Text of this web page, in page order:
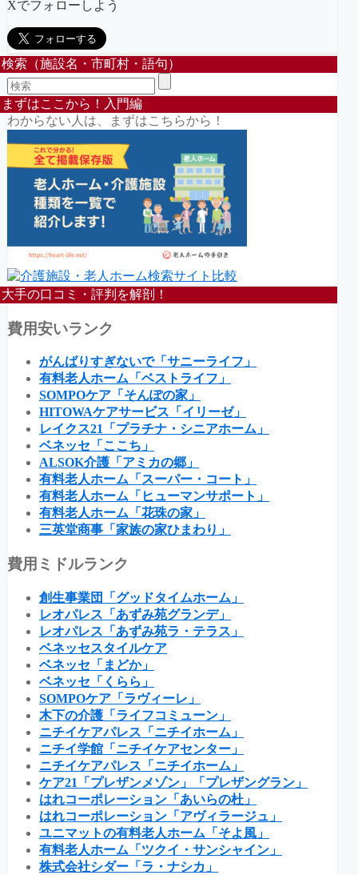
Xでフォローしよう
検索（施設名・市町村・語句）
まずはここから！入門編
わからない人は、まずはこちらから！
大手の口コミ・評判を解剖！
費用安いランク
がんばりすぎないで「サニーライフ」
有料老人ホーム「ベストライフ」
SOMPOケア「そんぽの家」
HITOWAケアサービス「イリーゼ」
レイクス21「プラチナ・シニアホーム」
ベネッセ「ここち」
ALSOK介護「アミカの郷」
有料老人ホーム「スーパー・コート」
有料老人ホーム「ヒューマンサポート」
有料老人ホーム「花珠の家」
三英堂商事「家族の家ひまわり」
費用ミドルランク
創生事業団「グッドタイムホーム」
レオパレス「あずみ苑グランデ」
レオパレス「あずみ苑ラ・テラス」
ベネッセスタイルケア
ベネッセ「まどか」
ベネッセ「くらら」
SOMPOケア「ラヴィーレ」
木下の介護「ライフコミューン」
ニチイケアパレス「ニチイホーム」
ニチイ学館「ニチイケアセンター」
ニチイケアパレス「ニチイホーム」
ケア21「プレザンメゾン」「プレザングラン」
はれコーポレーション「あいらの杜」
はれコーポレーション「アヴィラージュ」
ユニマットの有料老人ホーム「そよ風」
有料老人ホーム「ツクイ・サンシャイン」
株式会社シダー「ラ・ナシカ」